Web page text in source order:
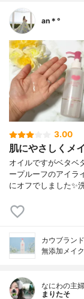
an＊°
3.00
肌にやさしくメ
オイルですがベタベ
ープルーフのアイラ
にオフでしました✨
カウブランド
無添加メイ
なにわの主婦
まりたそ